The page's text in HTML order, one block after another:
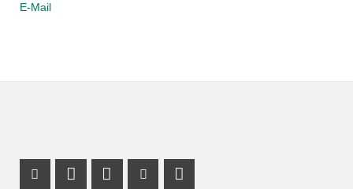
E-Mail